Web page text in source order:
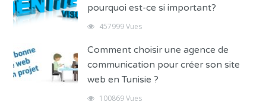
pourquoi est-ce si important?
457999 Vues
Comment choisir une agence de
communication pour créer son site
web en Tunisie ?
100869 Vues